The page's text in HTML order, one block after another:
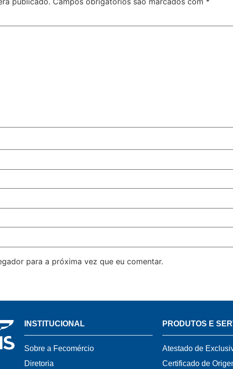
para a próxima vez que eu comentar.
INSTITUCIONAL
Sobre a Fecomércio
Diretoria
PRODUTOS E
Atestado de
Certificado de